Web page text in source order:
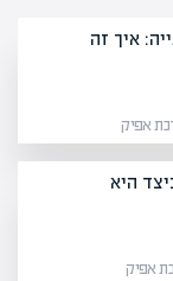
איך זה
היא